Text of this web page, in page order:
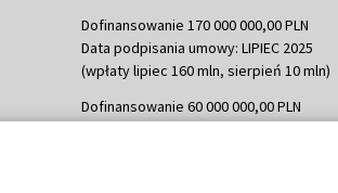
Dofinansowanie 170 000 000,00 PLN
Data podpisania umowy: LIPIEC 2025
(wpłaty lipiec 160 mln, sierpień 10 mln)
Dofinansowanie 60 000 000,00 PLN